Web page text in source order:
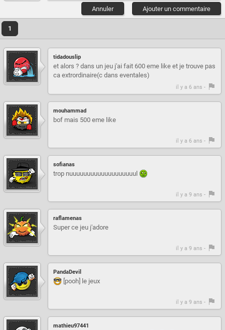
Ajouter un commentaire
Annuler
1
tidadouslip
et alors ? dans un jeu j'ai fait 600 eme like et je trouve pas
ca extrordinaire(c dans eventales)
il y a 6 ans -
mouhammad
bof mais 500 eme like
il y a 6 ans -
sofianas
trop nuuuuuuuuuuuuuuuuuuul
il y a 9 ans -
raflamenas
Super ce jeu j'adore
il y a 9 ans -
PandaDevil
[pooh] le jeux
il y a 9 ans -
mathieu97441